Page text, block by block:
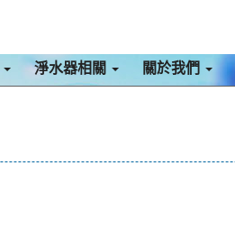
淨水器相關 關於我們